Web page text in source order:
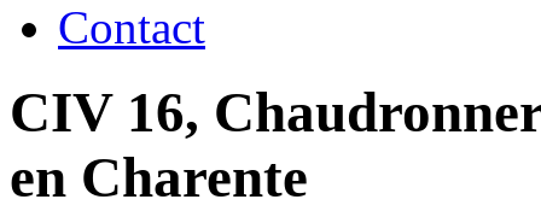
Contact
CIV 16,
en Charente